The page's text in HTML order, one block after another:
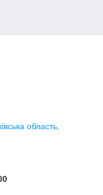
область,